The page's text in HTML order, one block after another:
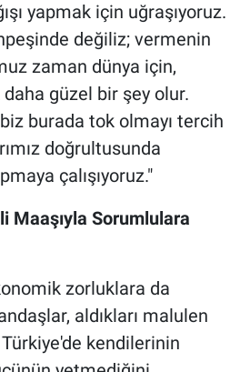
yapmak için uğraşıyoruz.
değiliz; vermenin
zaman dünya için,
güzel bir şey olur.
burada tok olmayı tercih
doğrultusunda
çalışıyoruz."
Maaşıyla Sorumlulara
zorluklara da
aldıkları malulen
kendilerinin